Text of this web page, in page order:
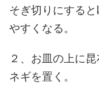
そぎ切りにする
やすくなる。
２、お皿の上に
ネギを置く。